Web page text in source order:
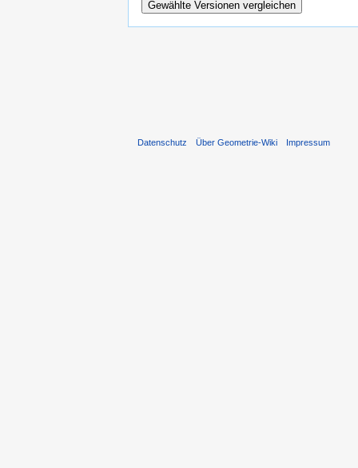
Datenschutz Über Geometrie-Wiki Impressum